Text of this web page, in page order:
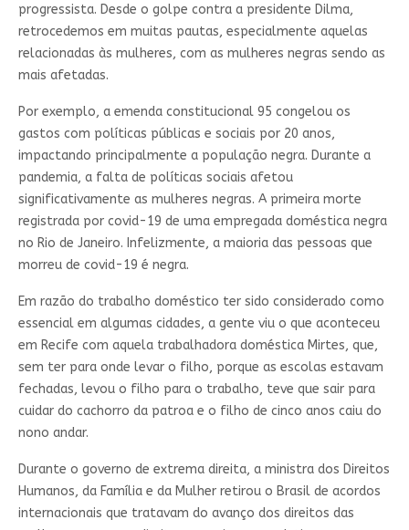
progressista. Desde o golpe contra a presidente Dilma,
retrocedemos em muitas pautas, especialmente aquelas
relacionadas às mulheres, com as mulheres negras sendo as
mais afetadas.
Por exemplo, a emenda constitucional 95 congelou os
gastos com políticas públicas e sociais por 20 anos,
impactando principalmente a população negra. Durante a
pandemia, a falta de políticas sociais afetou
significativamente as mulheres negras. A primeira morte
registrada por covid-19 de uma empregada doméstica negra
no Rio de Janeiro. Infelizmente, a maioria das pessoas que
morreu de covid-19 é negra.
Em razão do trabalho doméstico ter sido considerado como
essencial em algumas cidades, a gente viu o que aconteceu
em Recife com aquela trabalhadora doméstica Mirtes, que,
sem ter para onde levar o filho, porque as escolas estavam
fechadas, levou o filho para o trabalho, teve que sair para
cuidar do cachorro da patroa e o filho de cinco anos caiu do
nono andar.
Durante o governo de extrema direita, a ministra dos Direitos
Humanos, da Família e da Mulher retirou o Brasil de acordos
internacionais que tratavam do avanço dos direitos das